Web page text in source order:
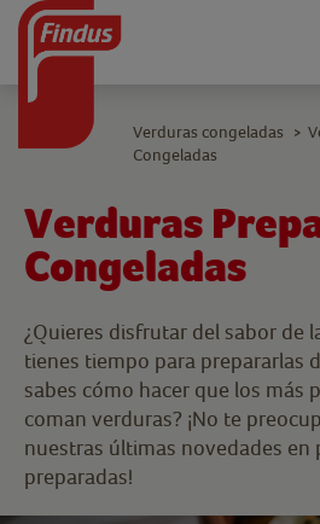
Verduras
Congeladas
¿Quieres disfrutar del sabor de
tienes tiempo para prepararlas
sabes cómo hacer que los más
coman verduras? ¡No te
nuestras últimas novedades en
preparadas!
Verduras congeladas >
Congeladas